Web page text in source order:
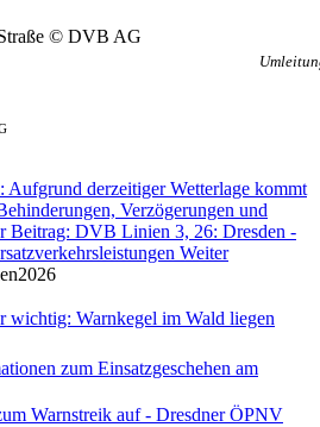
derzeitiger Wetterlage kommt
Verzögerungen und
Beitrag: DVB Linien 3, 26: Dresden -
Weiter
wichtig: Warnkegel im Wald liegen
zum Einsatzgeschehen am
Warnstreik auf - Dresdner ÖPNV